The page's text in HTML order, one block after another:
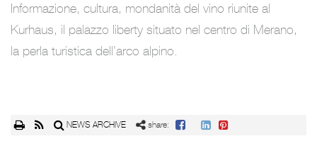
Informazione, cultura, mondanità del vino riunite al
Kurhaus, il palazzo liberty situato nel centro di Merano,
la perla turistica dell’arco alpino.
NEWS ARCHIVE share: